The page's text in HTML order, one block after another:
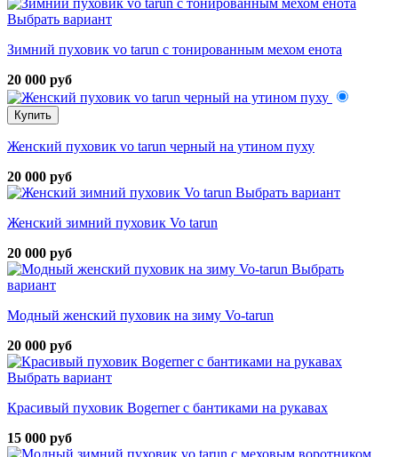
Выбрать вариант
Зимний пуховик vo tarun с тонированным мехом енота
20 000 руб
Купить
Женский пуховик vo tarun черный на утином пуху
20 000 руб
Выбрать вариант
Женский зимний пуховик Vo tarun
20 000 руб
Выбрать
вариант
Модный женский пуховик на зиму Vo-tarun
20 000 руб
Выбрать вариант
Красивый пуховик Bogerner с бантиками на рукавах
15 000 руб